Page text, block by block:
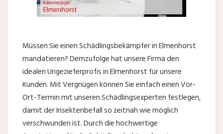
Müssen Sie einen Schädlingsbekämpfer in Elmenhorst
mandatieren? Demzufolge hat unsere Firma den
idealen Ungezieferprofis in Elmenhorst für unsere
Kunden. Mit Vergnügen können Sie einfach einen Vor-
Ort-Termin mit unseren Schädlingsexperten festlegen,
damit der Insektenbefall so zeitnah wie möglich
verschwunden ist. Durch die hochwertige